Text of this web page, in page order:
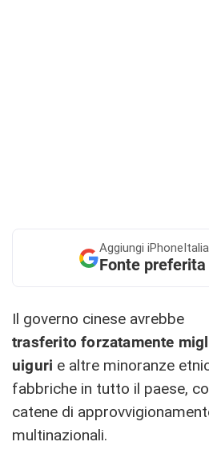
Aggiungi
Fonte preferita
Il governo cinese avrebbe
trasferito forzatamente
uiguri e altre minoranze
fabbriche in tutto il paese,
catene di
multinazionali.